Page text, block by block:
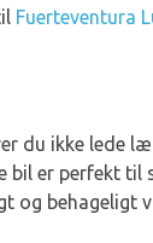
Fuerteventura
du ikke lede
bil er perfekt
behageligt